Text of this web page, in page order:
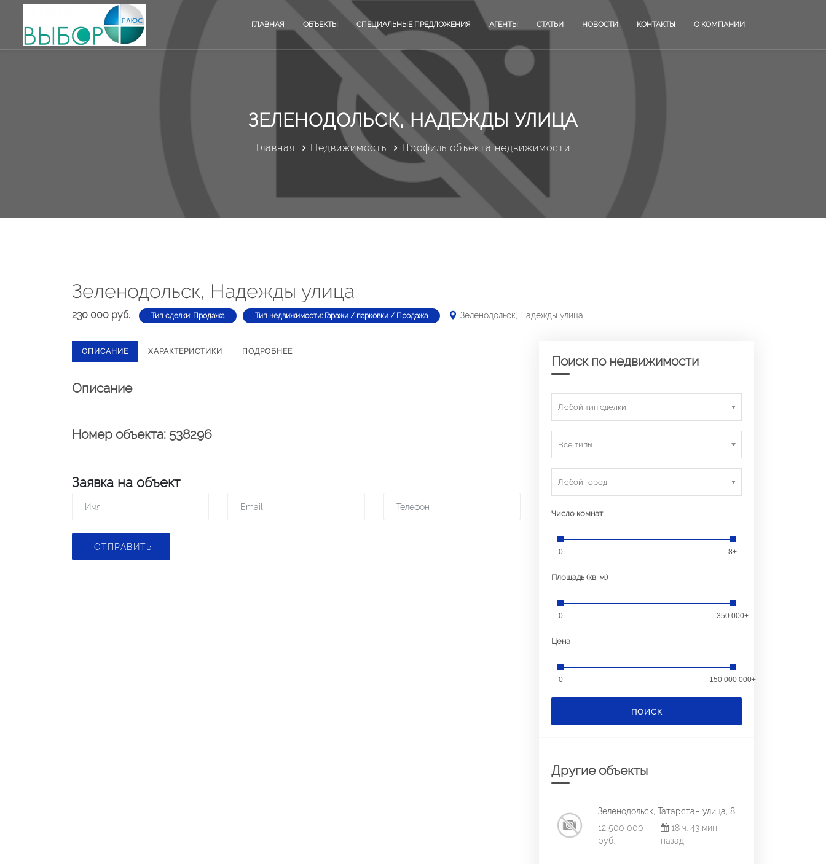
ГЛАВНАЯ ОБЪЕКТЫ СПЕЦИАЛЬНЫЕ ПРЕДЛОЖЕНИЯ АГЕНТЫ СТАТЬИ НОВОСТИ КОНТАКТЫ О КОМПАНИИ
ЗЕЛЕНОДОЛЬСК, НАДЕЖДЫ УЛИЦА
Главная Недвижимость Профиль объекта недвижимости
Зеленодольск, Надежды улица
230 000 руб. Тип сделки: Продажа Тип недвижимости: Гаражи / парковки / Продажа Зеленодольск, Надежды улица
ОПИСАНИЕ ХАРАКТЕРИСТИКИ ПОДРОБНЕЕ
Описание
Номер объекта: 538296
Заявка на объект
ОТПРАВИТЬ
Поиск по недвижимости
Любой тип сделки
Все типы
Любой город
Число комнат
0 8+
Площадь (кв. м.)
0 350 000+
Цена
0 150 000 000+
ПОИСК
Другие объекты
Зеленодольск, Татарстан улица, 8
12 500 000
руб.
18 ч. 43 мин.
назад